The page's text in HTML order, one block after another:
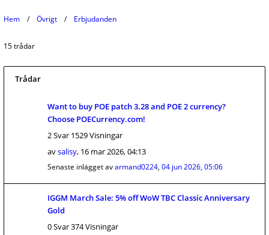
Hem Övrigt Erbjudanden
15 trådar
Trådar
Want to buy POE patch 3.28 and POE 2 currency?
Choose POECurrency.com!
2 Svar 1529 Visningar
avsalisy, 16 mar 2026, 04:13
Senaste inlägget avarmand0224, 04 jun 2026, 05:06
IGGM March Sale: 5% off WoW TBC Classic Anniversary
Gold
0 Svar 374 Visningar